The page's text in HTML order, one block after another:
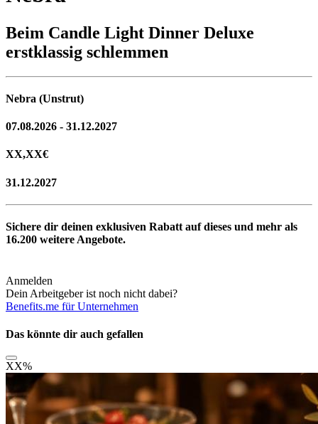
Beim Candle Light Dinner Deluxe
erstklassig schlemmen
Nebra (Unstrut)
07.08.2026 - 31.12.2027
XX,XX€
31.12.2027
Sichere dir deinen exklusiven Rabatt auf dieses und mehr als
16.200 weitere Angebote.
Anmelden
Dein Arbeitgeber ist noch nicht dabei?
Benefits.me für Unternehmen
Das könnte dir auch gefallen
XX%